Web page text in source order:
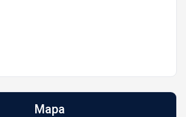
Mapa